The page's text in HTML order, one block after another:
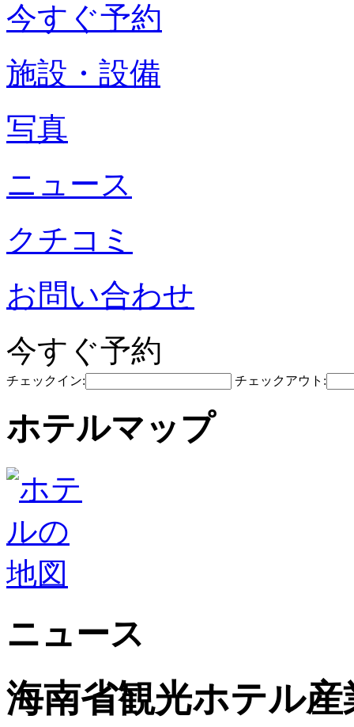
今すぐ予約
施設・設備
写真
ニュース
クチコミ
お問い合わせ
今すぐ予約
チェックイン: チェックアウト:
ホテルマップ
ニュース
海南省観光ホ​​テル